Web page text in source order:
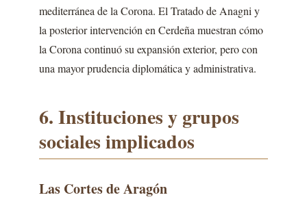
mediterránea de la Corona. El Tratado de Anagni y
la posterior intervención en Cerdeña muestran cómo
la Corona continuó su expansión exterior, pero con
una mayor prudencia diplomática y administrativa.
6. Instituciones y grupos
sociales implicados
Las Cortes de Aragón